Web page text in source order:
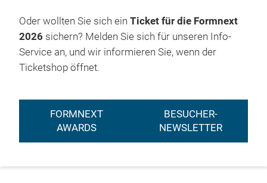
Oder wollten Sie sich ein Ticket für die Formnext
2026 sichern? Melden Sie sich für unseren Info-
Service an, und wir informieren Sie, wenn der
Ticketshop öffnet.
FORMNEXT
AWARDS
BESUCHER-
NEWSLETTER